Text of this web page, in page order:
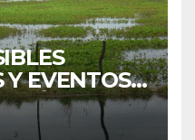
EVENTOS
SER UN